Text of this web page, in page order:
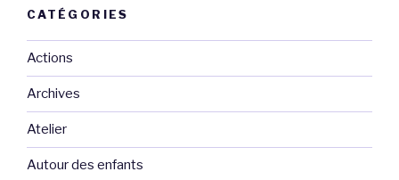
CATÉGORIES
Actions
Archives
Atelier
Autour des enfants